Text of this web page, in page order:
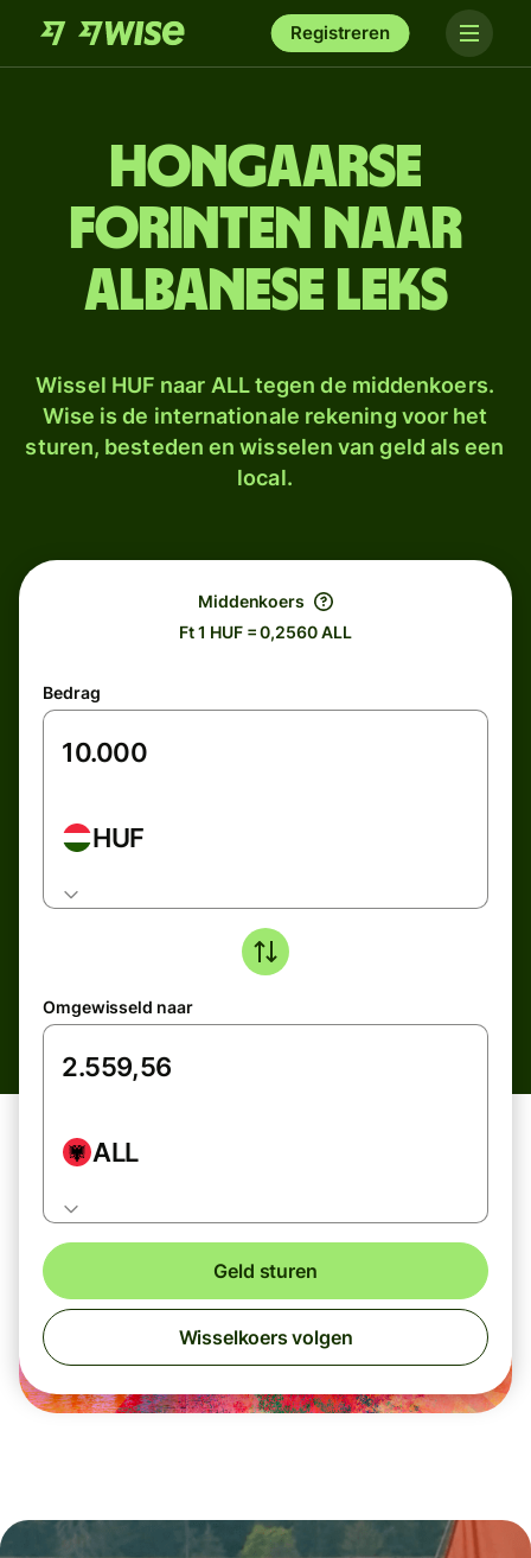
Registreren
Hongaarse
forinten naar
Albanese leks
Wissel HUF naar ALL tegen de middenkoers.
Wise is de internationale rekening voor het
sturen, besteden en wisselen van geld als een
local.
Middenkoers
Ft 1 HUF = 0,2560 ALL
Bedrag
HUF
Omgewisseld naar
ALL
Geld sturen
Wisselkoers volgen